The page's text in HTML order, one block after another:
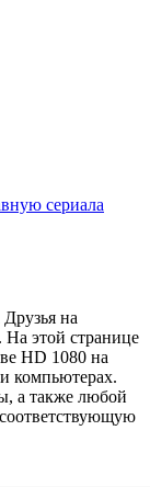
сериала
на
На этой странице
HD 1080 на
компьютерах.
а также любой